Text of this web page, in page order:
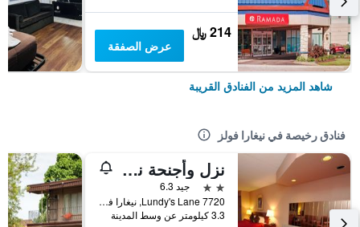
214 ﷼
عرض الصفقة
شاهد المزيد من الفنادق القريبة
فنادق رخيصة في نيغارا فولز
نزل وأجنحة نياغارا
2 نجمتين
جيد 6.3
7720 Lundy's Lane, نيغارا فولز, ON, كندا
3.3 كيلومتر عن وسط المدينة